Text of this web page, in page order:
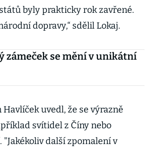
byly prakticky rok zavřené.
dopravy,“ sdělil Lokaj.
zámeček se mění v unikátní
uvedl, že se výrazně
svítidel z Číny nebo
další zpomalení v